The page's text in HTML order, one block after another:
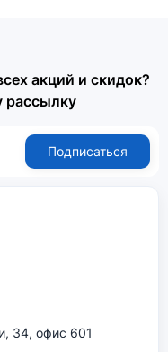
акций и скидок?
рассылку
Подписаться
34, офис 601